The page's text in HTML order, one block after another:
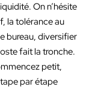
On n’hésite
la tolérance au
bureau, diversifier
fait la tronche.
petit,
par étape